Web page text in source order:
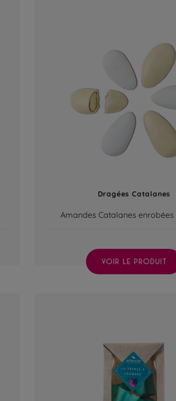
Dragées Catalanes
Amandes Catalanes enrobées
VOIR LE PRODUIT